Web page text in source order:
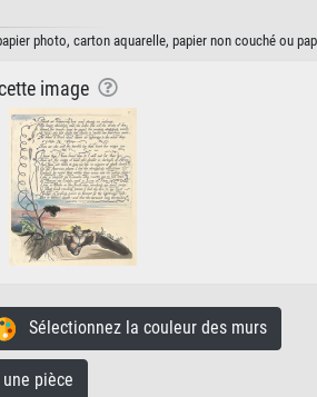
photo, carton aquarelle, papier non couché ou
image
Sélectionnez la couleur des murs
pièce